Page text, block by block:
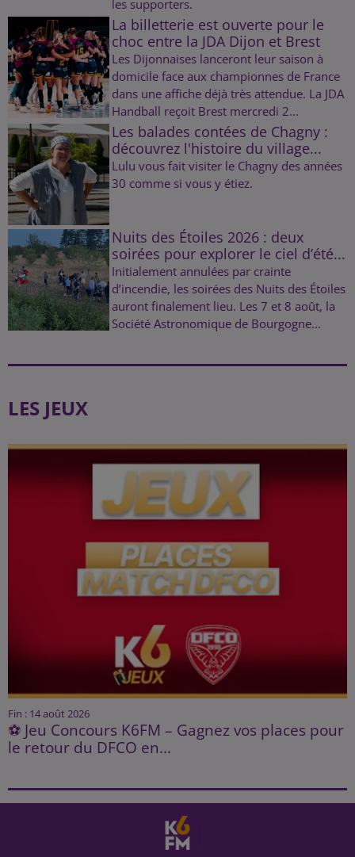
les supporters.
La billetterie est ouverte pour le
choc entre la JDA Dijon et Brest
Les Dijonnaises lanceront leur saison à
domicile face aux championnes de France
dans une affiche déjà très attendue. La JDA
Handball reçoit Brest mercredi 2...
Les balades contées de Chagny :
découvrez l'histoire du village...
Lulu vous fait visiter le Chagny des années
30 comme si vous y étiez.
Nuits des Étoiles 2026 : deux
soirées pour explorer le ciel d’été...
Initialement annulées par crainte
d’incendie, les soirées des Nuits des Étoiles
auront finalement lieu. Les 7 et 8 août, la
Société Astronomique de Bourgogne...
LES JEUX
Fin : 14 août 2026
⚽ Jeu Concours K6FM – Gagnez vos places pour
le retour du DFCO en...